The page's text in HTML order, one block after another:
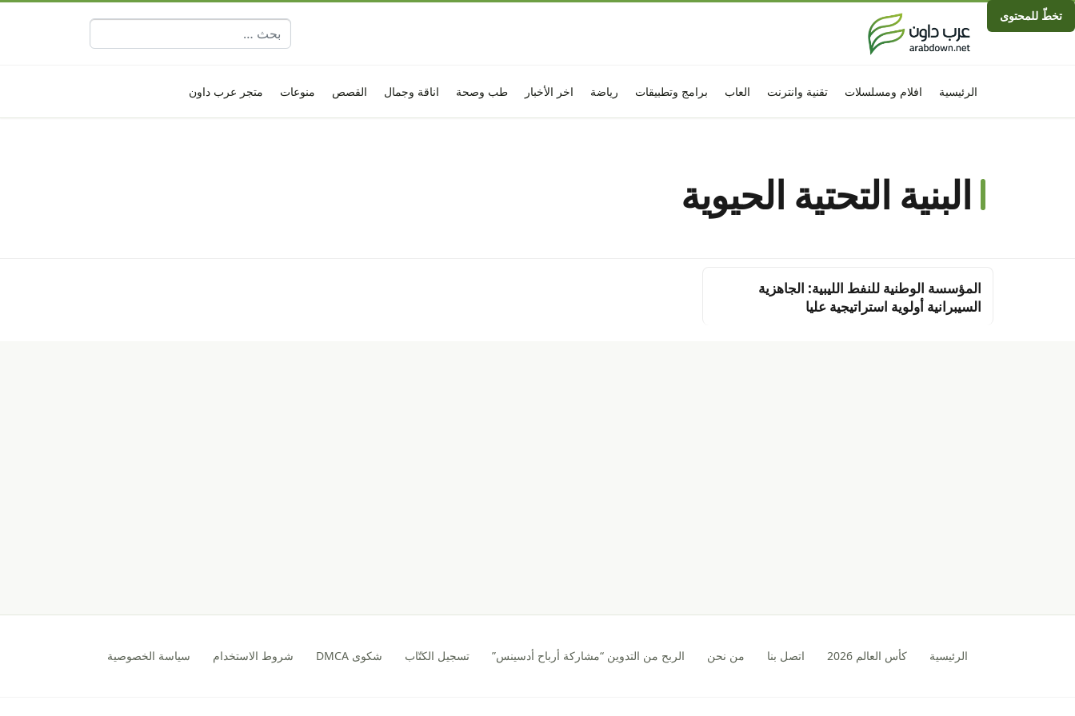
تخطّ للمحتوى
البحث عن:
الرئيسية افلام ومسلسلات تقنية وانترنت العاب برامج وتطبيقات رياضة اخر الأخبار طب وصحة اناقة وجمال القصص منوعات متجر عرب داون
البنية التحتية الحيوية
المؤسسة الوطنية للنفط الليبية: الجاهزية
السيبرانية أولوية استراتيجية عليا
الرئيسية كأس العالم 2026 اتصل بنا من نحن الربح من التدوين “مشاركة أرباح أدسينس” تسجيل الكتّاب شكوى DMCA شروط الاستخدام سياسة الخصوصية